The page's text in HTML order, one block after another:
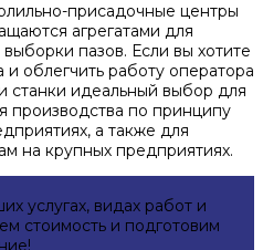
присадочные центры
агрегатами для
пазов. Если вы хотите
облегчить работу оператора
станки идеальный выбор для
производства по принципу
а также для
на крупных предприятиях.
услугах, видах работ и
стоимость и подготовим